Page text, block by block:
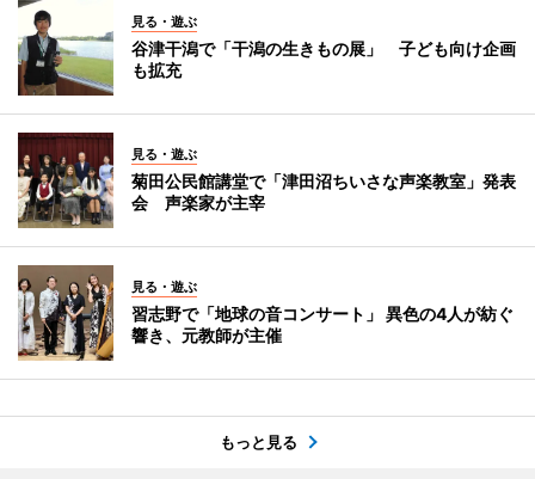
見る・遊ぶ
谷津干潟で「干潟の生きもの展」 子ども向け企画
も拡充
見る・遊ぶ
菊田公民館講堂で「津田沼ちいさな声楽教室」発表
会 声楽家が主宰
見る・遊ぶ
習志野で「地球の音コンサート」 異色の4人が紡ぐ
響き、元教師が主催
もっと見る